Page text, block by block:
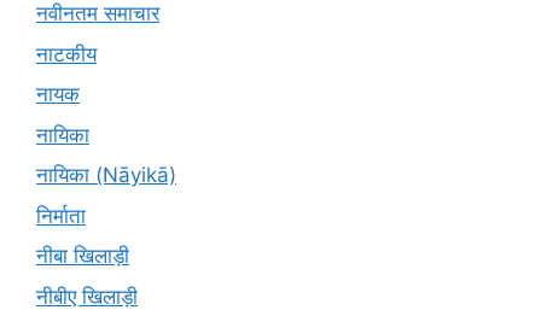
नवीनतम समाचार
नाटकीय
नायक
नायिका
नायिका (Nāyikā)
निर्माता
नीबा खिलाड़ी
नीबीए खिलाड़ी